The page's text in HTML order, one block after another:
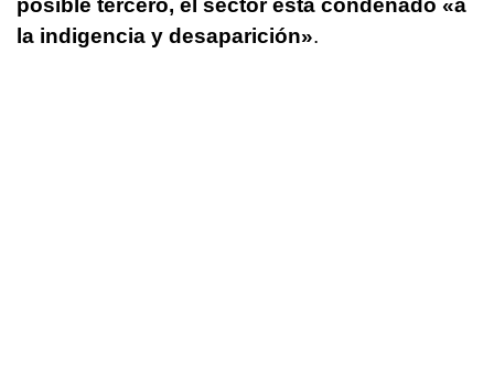
posible tercero, el sector está condenado «a
la indigencia y desaparición».